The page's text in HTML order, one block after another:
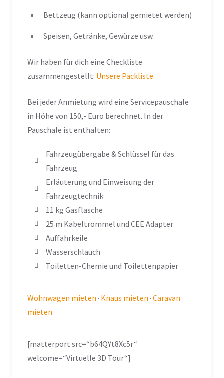
Bettzeug (kann optional gemietet werden)
Speisen, Getränke, Gewürze usw.
Wir haben für dich eine Checkliste
zusammengestellt: Unsere Packliste
Bei jeder Anmietung wird eine Servicepauschale
in Höhe von 150,- Euro berechnet. In der
Pauschale ist enthalten:
Fahrzeugübergabe & Schlüssel für das
Fahrzeug
Erläuterung und Einweisung der
Fahrzeugtechnik
11 kg Gasflasche
25 m Kabeltrommel und CEE Adapter
Auffahrkeile​
Wasserschlauch​
Toiletten-Chemie und Toilettenpapier​
Wohnwagen mieten · Knaus mieten · Caravan
mieten
[matterport src=“b64QYt8Xc5r“
welcome=“Virtuelle 3D Tour“]